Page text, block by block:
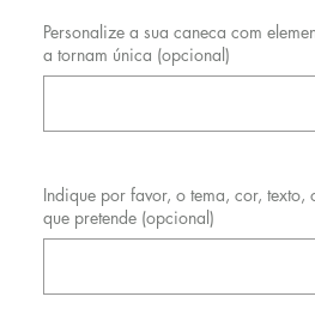
diariamente com o seu
carinho.
são criados com imensa
ternura e dedicação, e
carinhosamente
para fazer sentir ainda
especial quem oferece
Possibilidade de
Personalize a sua caneca com
a tornam única (opcional)
Indique por favor, o tema, cor, texto,
que pretende (opcional)